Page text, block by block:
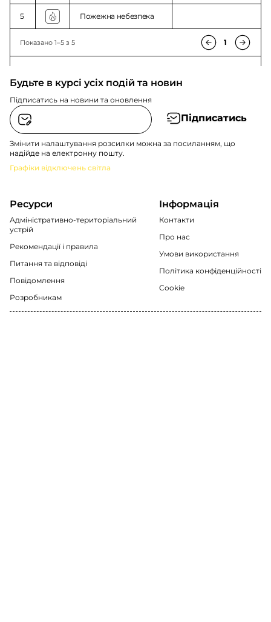
5 Пожежна небезпека
Показано 1–5 з 5 1
Будьте в курсі усіх подій та новин
Підписатись на новини та оновлення
Підписатись
Змінити налаштування розсилки можна за посиланням, що
надійде на електронну пошту.
Графіки відключень світла
Ресурси
Адміністративно-територіальний
устрій
Рекомендації i правила
Питання та відповіді
Повідомлення
Розробникам
Інформація
Контакти
Про нас
Умови використання
Політика конфіденційності
Cookie